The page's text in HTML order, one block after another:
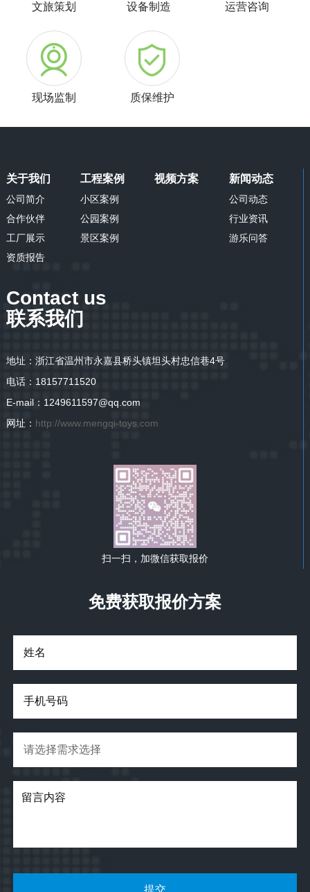
文旅策划 设备制造 运营咨询
现场监制 质保维护
关于我们
公司简介
合作伙伴
工厂展示
资质报告
工程案例
小区案例
公园案例
景区案例
视频方案 新闻动态
公司动态
行业资讯
游乐问答
Contact us
联系我们
地址：浙江省温州市永嘉县桥头镇坦头村忠信巷4号
电话：18157711520
E-mail：1249611597@qq.com
网址： http://www.mengqi-toys.com
扫一扫，加微信获取报价
免费获取报价方案